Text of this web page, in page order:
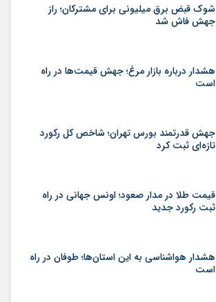
شوک قبض برق میلیونی برای مشترکان؛ راز
جهش فاش شد
هشدار درباره بازار مرغ؛ جهش قیمت‌ها در راه
است
جهش قدرتمند بورس تهران؛ شاخص کل رکورد
تازه‌ای ثبت کرد
قیمت طلا در مدار صعود؛ اونس جهانی در راه
ثبت رکورد جدید
هشدار هواشناسی به این استان‌ها؛ طوفان در راه
است